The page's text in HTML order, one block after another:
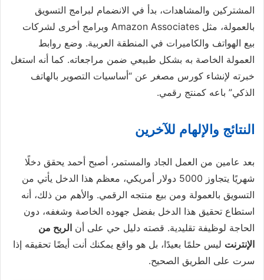
المشتركين والمشاهدات، بدأ في الانضمام لبرامج التسويق
بالعمولة، مثل Amazon Associates وبرامج أخرى لشركات
بيع الهواتف والكاميرات في المنطقة العربية. وضع روابط
العمولة الخاصة به بشكل طبيعي ضمن مراجعاته. كما أنه استغل
خبرته لإنشاء كورس مصغر عن “أساسيات التصوير بالهاتف
الذكي” باعه كمنتج رقمي.
النتائج والإلهام للآخرين
بعد عامين من العمل الجاد والمستمر، أصبح أحمد يحقق دخلًا
شهريًا يتجاوز 5000 دولار أمريكي، معظم هذا الدخل يأتي من
التسويق بالعمولة ومن بيع منتجه الرقمي. والأهم من ذلك، أنه
استطاع تحقيق هذا الدخل بفضل جهوده الخاصة وشغفه، دون
الحاجة لوظيفة تقليدية. قصته دليل حي على أن الربح من
الإنترنت ليس حلمًا بعيدًا، بل هو واقع يمكنك أنت أيضًا تحقيقه إذا
سرت على الطريق الصحيح.